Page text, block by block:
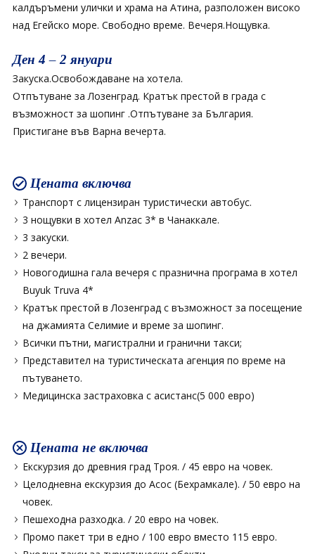
калдъръмени улички и храма на Атина, разположен високо
над Егейско море. Свободно време. Вечеря.Нощувка.
Ден 4 – 2 януари
Закуска.Освобождаване на хотела.
Отпътуване за Лозенград. Кратък престой в града с
възможност за шопинг .Отпътуване за България.
Пристигане във Варна вечерта.
Цената включва
Транспорт с лицензиран туристически автобус.
3 нощувки в хотел Anzac 3* в Чанаккале.
3 закуски.
2 вечери.
Новогодишна гала вечеря с празнична програма в хотел
Buyuk Truva 4*
Кратък престой в Лозенград с възможност за посещение
на джамията Селимие и време за шопинг.
Всички пътни, магистрални и гранични такси;
Представител на туристическата агенция по време на
пътуването.
Медицинска застраховка с асистанс(5 000 евро)
Цената не включва
Екскурзия до древния град Троя. / 45 евро на човек.
Целодневна екскурзия до Асос (Бехрамкале). / 50 евро на
човек.
Пешеходна разходка. / 20 евро на човек.
Промо пакет три в едно / 100 евро вместо 115 евро.